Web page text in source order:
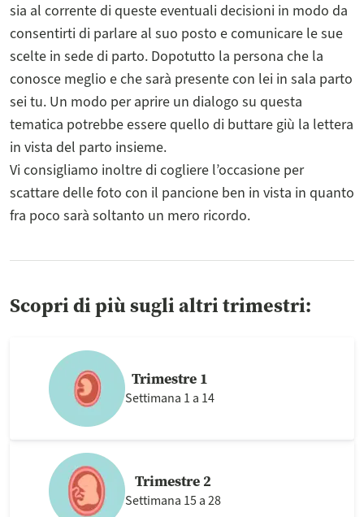
sia al corrente di queste eventuali decisioni in modo da
consentirti di parlare al suo posto e comunicare le sue
scelte in sede di parto. Dopotutto la persona che la
conosce meglio e che sarà presente con lei in sala parto
sei tu. Un modo per aprire un dialogo su questa
tematica potrebbe essere quello di buttare giù la lettera
in vista del parto insieme.
Vi consigliamo inoltre di cogliere l’occasione per
scattare delle foto con il pancione ben in vista in quanto
fra poco sarà soltanto un mero ricordo.
Scopri di più sugli altri trimestri:
Trimestre 1
Settimana 1 a 14
Trimestre 2
Settimana 15 a 28